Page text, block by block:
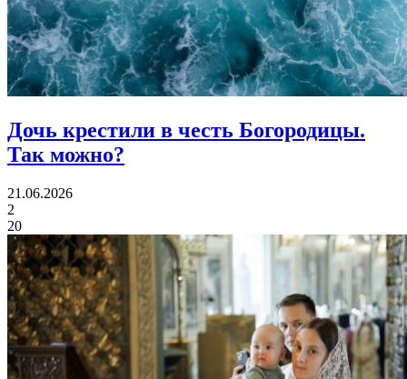
Дочь крестили в честь Богородицы.
Так можно?
21.06.2026
2
20